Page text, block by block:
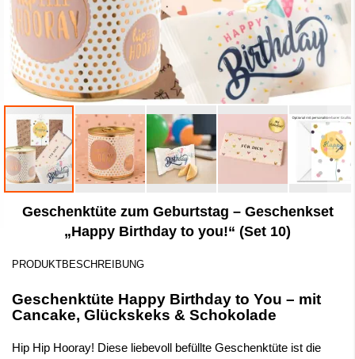
AnfangGeschenktüte zum Geburtstag – Geschenkset
„Happy Birthday to you!“ (Set 10)
PRODUKTBESCHREIBUNG
Geschenktüte Happy Birthday to You – mit
Cancake, Glückskeks & Schokolade
Hip Hip Hooray! Diese liebevoll befüllte Geschenktüte ist die